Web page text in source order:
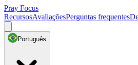
Pray Focus
RecursosAvaliaçõesPerguntas frequentes
Português